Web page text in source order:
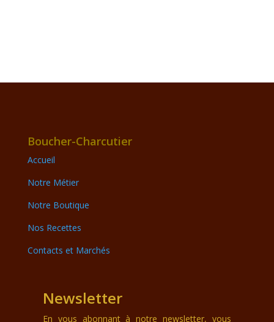
Boucher-Charcutier
Accueil
Notre Métier
Notre Boutique
Nos Recettes
Contacts et Marchés
Newsletter
En vous abonnant à notre newsletter, vous